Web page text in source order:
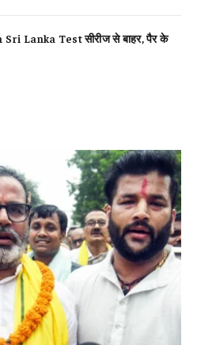
Lanka Test सीरीज से बाहर, पैर के